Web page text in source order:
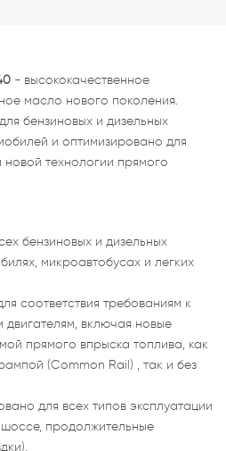
- высококачественное
масло нового поколения.
бензиновых и дизельных
и оптимизировано для
новой технологии прямого
бензиновых и дизельных
микроавтобусах и легких
соответствия требованиям к
включая новые
прямого впрыска топлива, как
(Common Rail) , так и без
для всех типов эксплуатации
продолжительные